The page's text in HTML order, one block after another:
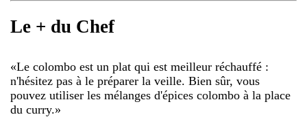
Le + du Chef
«Le colombo est un plat qui est meilleur réchauffé :
n'hésitez pas à le préparer la veille. Bien sûr, vous
pouvez utiliser les mélanges d'épices colombo à la place
du curry.»